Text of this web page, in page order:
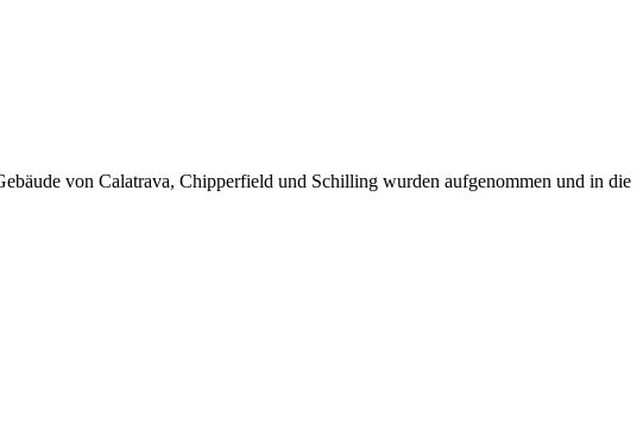
von Calatrava, Chipperfield und Schilling wurden aufgenommen und in die